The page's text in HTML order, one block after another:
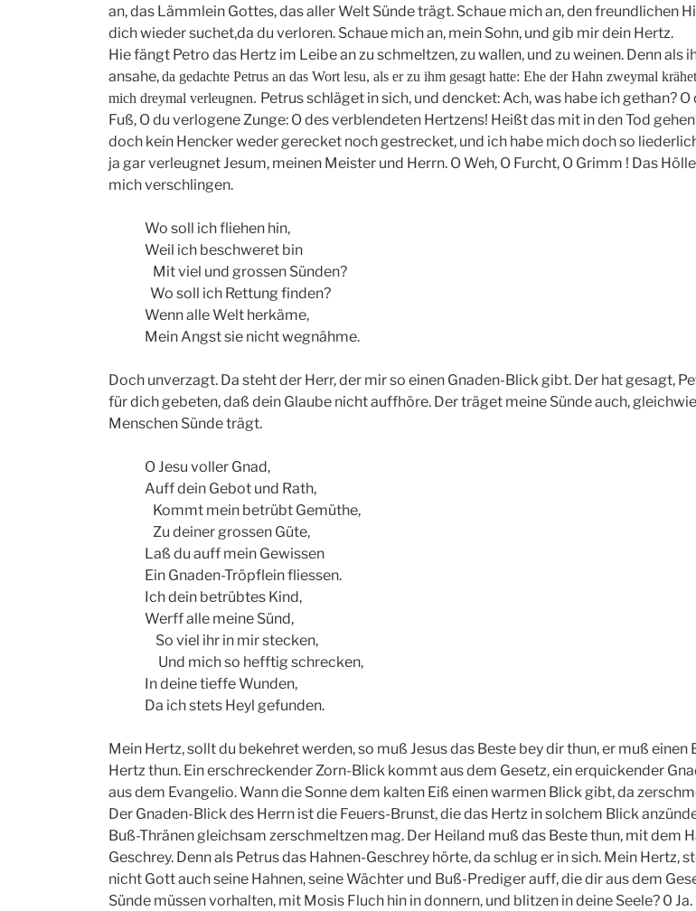
an, das Lämmlein Gottes, das aller Welt Sünde trägt. Schaue mich an, den freundlichen
dich wieder suchet,da du verloren. Schaue mich an, mein Sohn, und gib mir dein Hertz.
Hie fängt Petro das Hertz im Leibe an zu schmeltzen, zu wallen, und zu weinen. Denn als
ansahe,da gedachte Petrus an das Wort lesu, als er zu ihm gesagt hatte: Ehe der Hahn zweymal
mich dreymal verleugnen. Petrus schläget in sich, und dencket: Ach, was habe ich gethan?
Fuß, O du verlogene Zunge: O des verblendeten Hertzens! Heißt das mit in den Tod
doch kein Hencker weder gerecket noch gestrecket, und ich habe mich doch so
ja gar verleugnet Jesum, meinen Meister und Herrn. O Weh, O Furcht, O Grimm ! Das
mich verschlingen.
Wo soll ich fliehen hin,
Weil ich beschweret bin
Mit viel und grossen Sünden?
Wo soll ich Rettung finden?
Wenn alle Welt herkäme,
Mein Angst sie nicht wegnähme.
Doch unverzagt. Da steht der Herr, der mir so einen Gnaden-Blick gibt. Der hat gesagt,
für dich gebeten, daß dein Glaube nicht auffhöre. Der träget meine Sünde auch,
Menschen Sünde trägt.
O Jesu voller Gnad,
Auff dein Gebot und Rath,
Kommt mein betrübt Gemüthe,
Zu deiner grossen Güte,
Laß du auff mein Gewissen
Ein Gnaden-Tröpflein fliessen.
Ich dein betrübtes Kind,
Werff alle meine Sünd,
So viel ihr in mir stecken,
Und mich so hefftig schrecken,
In deine tieffe Wunden,
Da ich stets Heyl gefunden.
Mein Hertz, sollt du bekehret werden, so muß Jesus das Beste bey dir thun, er muß einen
Hertz thun. Ein erschreckender Zorn-Blick kommt aus dem Gesetz, ein erquickender
aus dem Evangelio. Wann die Sonne dem kalten Eiß einen warmen Blick gibt, da
Der Gnaden-Blick des Herrn ist die Feuers-Brunst, die das Hertz in solchem Blick
Buß-Thränen gleichsam zerschmeltzen mag. Der Heiland muß das Beste thun, mit dem
Geschrey. Denn als Petrus das Hahnen-Geschrey hörte, da schlug er in sich. Mein Hertz,
nicht Gott auch seine Hahnen, seine Wächter und Buß-Prediger auff, die dir aus dem
Sünde müssen vorhalten, mit Mosis Fluch hin in donnern, und blitzen in deine Seele? 0